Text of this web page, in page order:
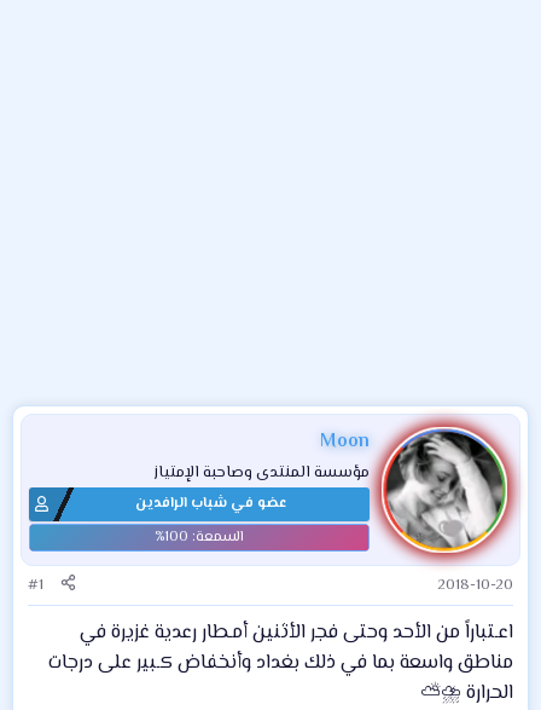
Moon
مؤسسة المنتدى وصاحبة الإمتياز
عضو في شباب الرافدين
2018-10-20
#1
اعـتباراً من الأحد وحتى فجر الأثنين أمـطار رعدية غزيرة في
مناطق واسعة بما في ذلك بغداد وأنخفاض كـبير على درجات
الحرارة ⛈⛅️